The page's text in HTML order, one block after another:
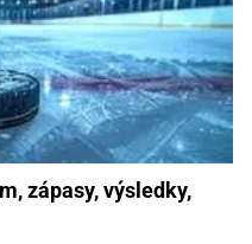
zápasy, výsledky,